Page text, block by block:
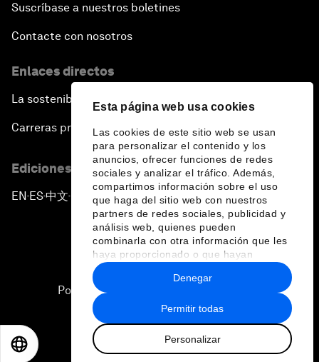
Esta página web usa cookies
Las cookies de este sitio web se usan
para personalizar el contenido y los
anuncios, ofrecer funciones de redes
sociales y analizar el tráfico. Además,
compartimos información sobre el uso
que haga del sitio web con nuestros
partners de redes sociales, publicidad y
análisis web, quienes pueden
combinarla con otra información que les
haya proporcionado o que hayan
recopilado a partir del uso que haya
hecho de sus servicios.
Permitir todas
Personalizar
Denegar
Suscríbase a nuestros boletines
Contacte con nosotros
Enlaces directos
La sostenibilidad en el Foro
Carreras profesionales
Ediciones en otros idiomas
EN ▪ES▪中文▪ 日本語
Política de privacidad y normas de uso
Sitemap
2026 Foro Económico Mundial